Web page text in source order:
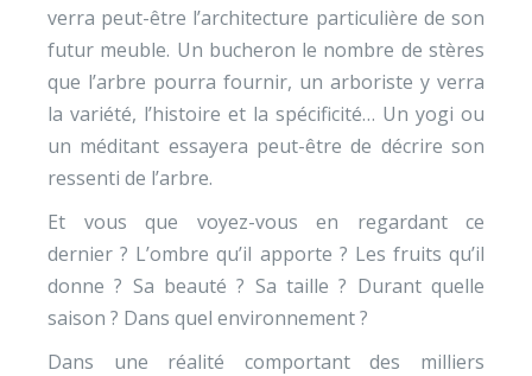
verra peut-être l’architecture particulière de son
futur meuble. Un bucheron le nombre de stères
que l’arbre pourra fournir, un arboriste y verra
la variété, l’histoire et la spécificité… Un yogi ou
un méditant essayera peut-être de décrire son
ressenti de l’arbre.
Et vous que voyez-vous en regardant ce
dernier ? L’ombre qu’il apporte ? Les fruits qu’il
donne ? Sa beauté ? Sa taille ? Durant quelle
saison ? Dans quel environnement ?
Dans une réalité comportant des milliers